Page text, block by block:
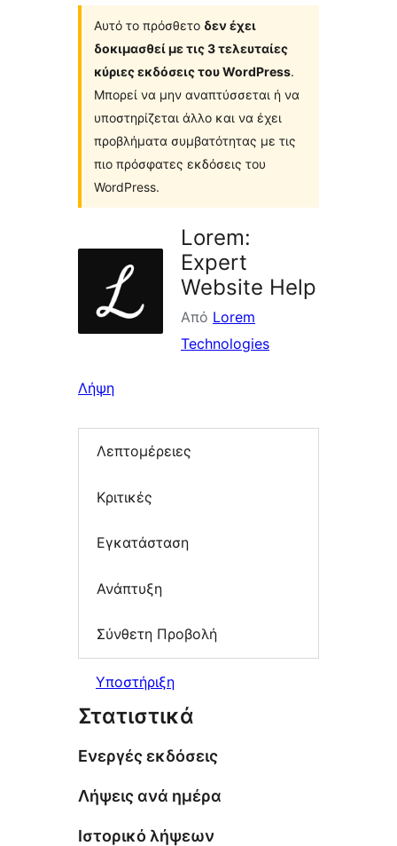
Αυτό το πρόσθετο δεν έχει
δοκιμασθεί με τις 3 τελευταίες
κύριες εκδόσεις του WordPress.
Μπορεί να μην αναπτύσσεται ή να
υποστηρίζεται άλλο και να έχει
προβλήματα συμβατότητας με τις
πιο πρόσφατες εκδόσεις του
WordPress.
Lorem:
Expert
Website Help
Από Lorem
Technologies
Λήψη
Λεπτομέρειες
Κριτικές
Εγκατάσταση
Ανάπτυξη
Σύνθετη Προβολή
Υποστήριξη
Στατιστικά
Ενεργές εκδόσεις
Λήψεις ανά ημέρα
Ιστορικό λήψεων